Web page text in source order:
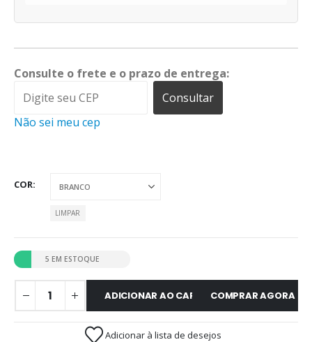
Consulte o frete e o prazo de entrega:
Consultar
Não sei meu cep
COR
LIMPAR
5 EM ESTOQUE
ADICIONAR AO CARRINHOCOMPRAR AGORA
Adicionar à lista de desejos